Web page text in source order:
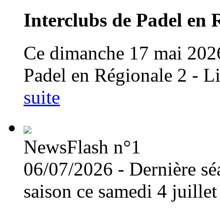
Interclubs de Padel en
Ce dimanche 17 mai
Padel en Régionale 2 -
suite
NewsFlash n°1
06/07/2026 - Dernière
saison ce samedi 4